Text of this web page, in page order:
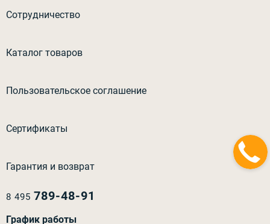
Сотрудничество
Каталог товаров
Пользовательское соглашение
Сертификаты
Гарантия и возврат
8 495 789-48-91
График работы